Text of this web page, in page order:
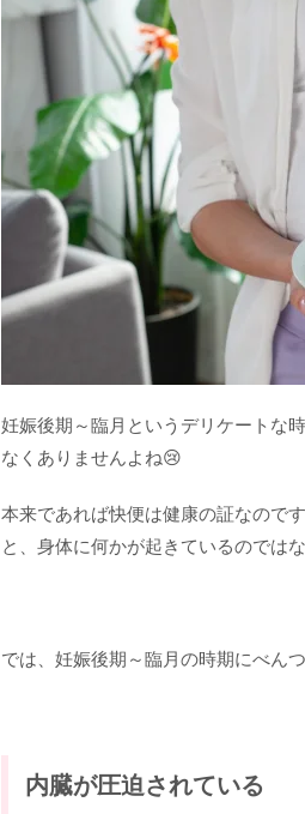
妊娠後期～臨月というデリケートな
なくありませんよね😢
本来であれば快便は健康の証なので
と、身体に何かが起きているのでは
では、妊娠後期～臨月の時期にべん
内臓が圧迫されている